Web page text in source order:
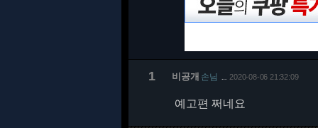
1 비공개 손님 2020-08-06 21:32:09
예고편 쩌네요